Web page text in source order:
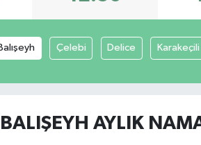
Çelebi Delice Karakeçili
BALIŞEYH AYLIK